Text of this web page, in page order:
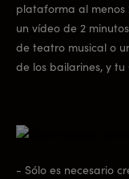
plataforma al
un vídeo de 2
de teatro musical o
de los bailarines, y tu
- Sólo es necesario